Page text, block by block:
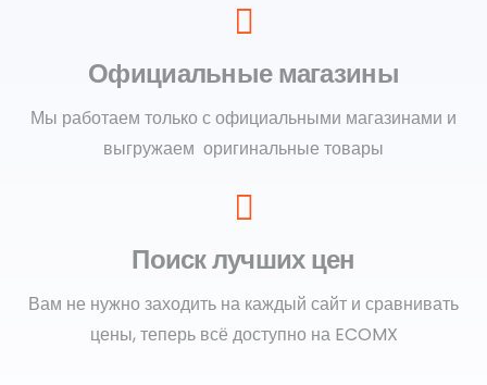
Официальные магазины
Мы работаем только с официальными магазинами и
выгружаем оригинальные товары
Поиск лучших цен
Вам не нужно заходить на каждый сайт и сравнивать
цены, теперь всё доступно на ECOMX